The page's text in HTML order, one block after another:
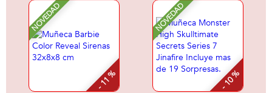
NOVEDAD
- 11 %
NOVEDAD
- 10 %